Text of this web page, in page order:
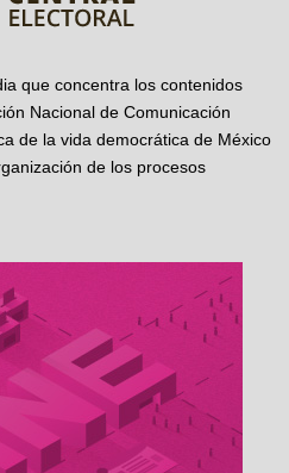
que concentra los contenidos
Nacional de Comunicación
de la vida democrática de México
de los procesos